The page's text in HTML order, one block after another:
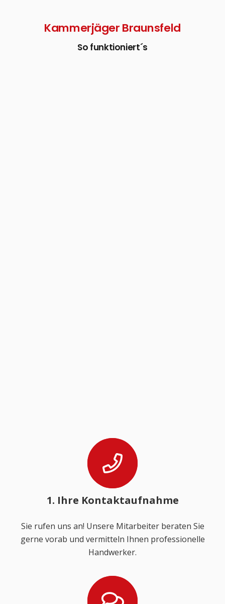
Kammerjäger Braunsfeld
So funktioniert´s
1. Ihre Kontaktaufnahme
Sie rufen uns an! Unsere Mitarbeiter beraten Sie
gerne vorab und vermitteln Ihnen professionelle
Handwerker.